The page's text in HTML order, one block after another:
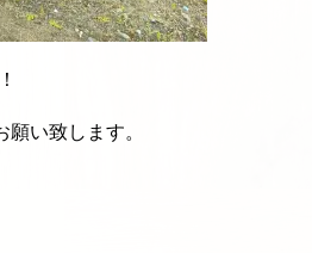
い致します。